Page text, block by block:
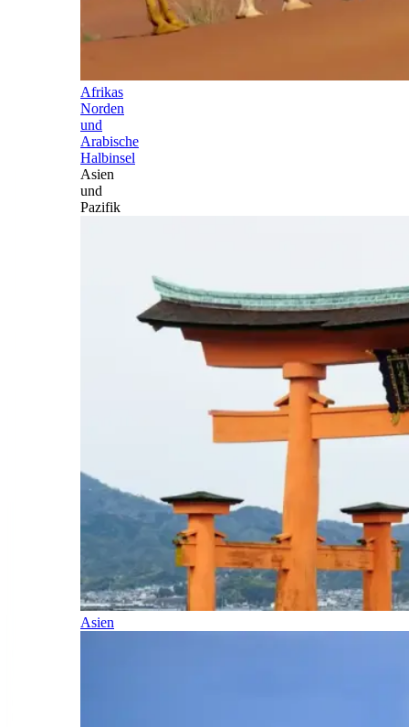
Afrikas
Norden
und
Arabische
Halbinsel
Asien
und
Pazifik
Asien